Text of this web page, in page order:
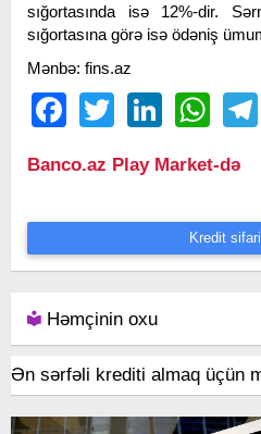
sığortasında isə 12%-dir.
sığortasına görə isə ödəniş
Mənbə: fins.az
FacebookTwitter LinkedIn
Banco.az Play Market-də
Kredit
Həmçinin oxu
Ən sərfəli krediti almaq üçün